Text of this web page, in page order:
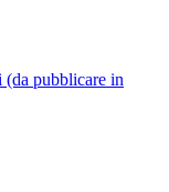
pubblicare in